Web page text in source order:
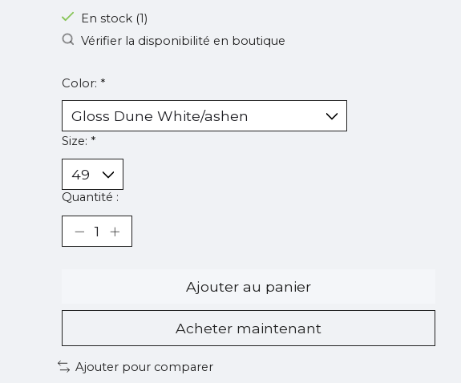
En stock (1)
Vérifier la disponibilité en boutique
Color: *
Size: *
Quantité :
Ajouter au panier
Acheter maintenant
Ajouter pour comparer